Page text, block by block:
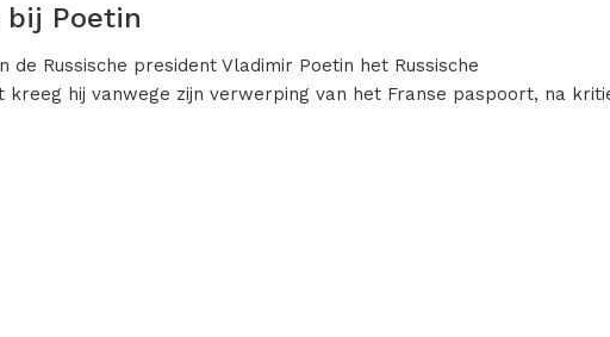
bij Poetin
Russische president Vladimir Poetin het Russische
hij vanwege zijn verwerping van het Franse paspoort, na